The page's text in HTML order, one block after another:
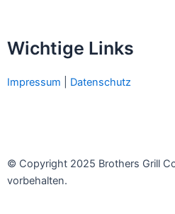
Wichtige Links
Impressum Datenschutz
© Copyright 2025 Brothers Grill
vorbehalten.